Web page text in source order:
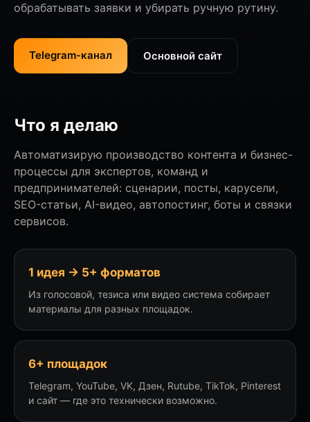
обрабатывать заявки и убирать ручную рутину.
Telegram-канал Основной сайт
Что я делаю
Автоматизирую производство контента и бизнес-
процессы для экспертов, команд и
предпринимателей: сценарии, посты, карусели,
SEO-статьи, AI-видео, автопостинг, боты и связки
сервисов.
1 идея → 5+ форматов
Из голосовой, тезиса или видео система собирает
материалы для разных площадок.
6+ площадок
Telegram, YouTube, VK, Дзен, Rutube, TikTok, Pinterest
и сайт — где это технически возможно.